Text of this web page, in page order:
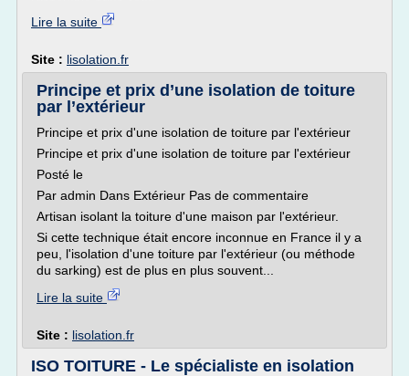
Lire la suite
Site : lisolation.fr
Principe et prix d’une isolation de toiture
par l’extérieur
Principe et prix d'une isolation de toiture par l'extérieur
Principe et prix d'une isolation de toiture par l'extérieur
Posté le
Par admin Dans Extérieur Pas de commentaire
Artisan isolant la toiture d'une maison par l'extérieur.
Si cette technique était encore inconnue en France il y a
peu, l'isolation d'une toiture par l'extérieur (ou méthode
du sarking) est de plus en plus souvent...
Lire la suite
Site : lisolation.fr
ISO TOITURE - Le spécialiste en isolation